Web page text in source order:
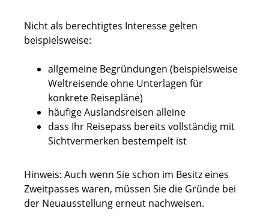
Nicht als berechtigtes Interesse gelten
beispielsweise:
allgemeine Begründungen (beispielsweise
Weltreisende ohne Unterlagen für
konkrete Reisepläne)
häufige Auslandsreisen alleine
dass Ihr Reisepass bereits vollständig mit
Sichtvermerken bestempelt ist
Hinweis: Auch wenn Sie schon im Besitz eines
Zweitpasses waren, müssen Sie die Gründe bei
der Neuausstellung erneut nachweisen.